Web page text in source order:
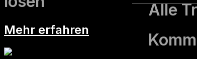
Alle
Mehr erfahren